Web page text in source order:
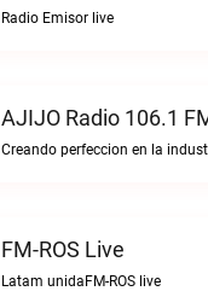
Radio Emisor live
AJIJO Radio 106.1
FM-ROS Live
Latam unidaFM-ROS live